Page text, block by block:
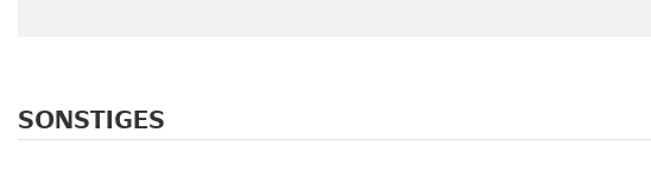
SONSTIGES